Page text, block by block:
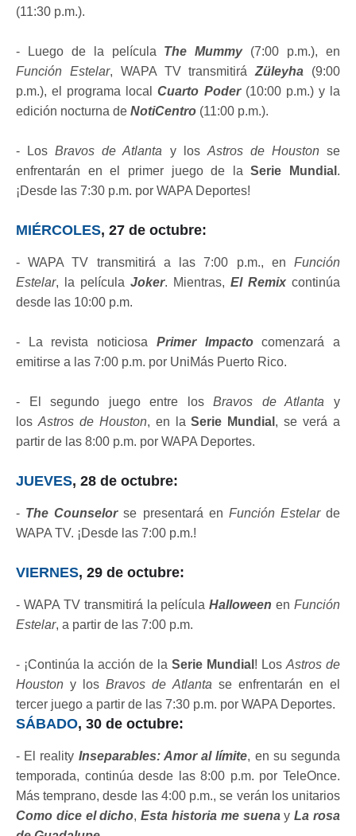
(11:30 p.m.).
- Luego de la película The Mummy(7:00 p.m.), en
Función Estelar, WAPA TV transmitiráZüleyha (9:00
p.m.), el programa localCuarto Poder(10:00 p.m.) y la
edición nocturna de NotiCentro (11:00 p.m.).
- LosBravos de Atlanta y los Astros de Houstonse
enfrentarán en el primer juego de laSerie Mundial .
¡Desde las 7:30 p.m. por WAPA Deportes!
MIÉRCOLES, 27 de octubre:
- WAPA TV transmitirá a las 7:00 p.m., en Función
Estelar, la película Joker. Mientras, El Remix continúa
desde las 10:00 p.m.
- La revista noticiosa Primer Impactocomenzará a
emitirse a las 7:00 p.m. por UniMás Puerto Rico.
- El segundo juego entre losBravos de Atlanta y
los Astros de Houston, en laSerie Mundial , se verá a
partir de las 8:00 p.m. por WAPA Deportes.
JUEVES, 28 de octubre:
- The Counselorse presentará en Función Estelarde
WAPA TV. ¡Desde las 7:00 p.m.!
VIERNES, 29 de octubre:
- WAPA TV transmitirá la películaHalloweenen Función
Estelar, a partir de las 7:00 p.m.
- ¡Continúa la acción de la Serie Mundial ! Los Astros de
Houstony losBravos de Atlanta se enfrentarán en el
tercer juego a partir de las 7:30 p.m. por WAPA Deportes.
SÁBADO, 30 de octubre:
- El reality Inseparables: Amor al límite, en su segunda
temporada, continúa desde las 8:00 p.m. por TeleOnce.
Más temprano, desde las 4:00 p.m., se verán los unitarios
Como dice el dicho,Esta historia me suenayLa rosa